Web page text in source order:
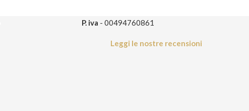
P. iva - 00494760861
Leggi le nostre recensioni